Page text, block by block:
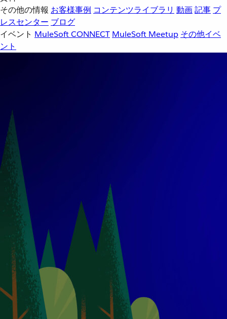
その他の情報 お客様事例 コンテンツライブラリ 動画記事 プ
レスセンター ブログ
イベント MuleSoft CONNECT MuleSoft Meetup その他イベ
ント